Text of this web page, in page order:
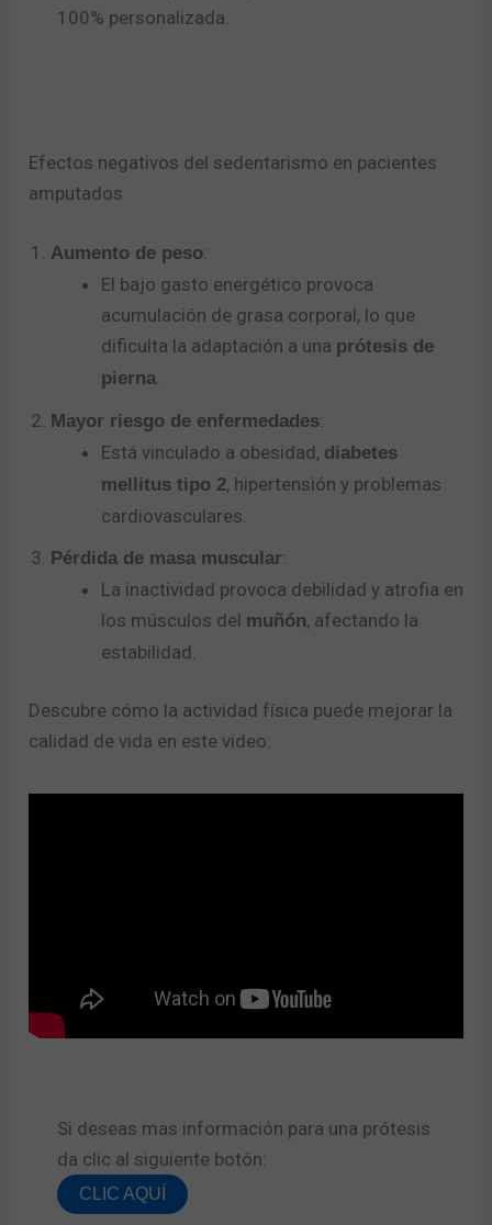
100% personalizada.
Efectos negativos del sedentarismo en pacientes
amputados
Aumento de peso:
El bajo gasto energético provoca
acumulación de grasa corporal, lo que
dificulta la adaptación a una prótesis de
pierna.
Mayor riesgo de enfermedades:
Está vinculado a obesidad, diabetes
mellitus tipo 2, hipertensión y problemas
cardiovasculares.
Pérdida de masa muscular:
La inactividad provoca debilidad y atrofia en
los músculos del muñón, afectando la
estabilidad.
Descubre cómo la actividad física puede mejorar la
calidad de vida en este video:
Si deseas mas información para una prótesis
da clic al siguiente botón:​
CLIC AQUÍ